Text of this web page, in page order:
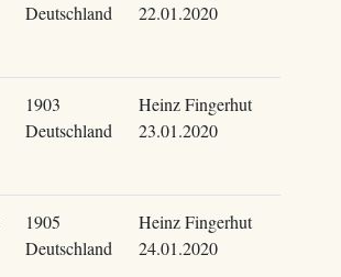
Deutschland
22.01.2020
1903
Deutschland
Heinz Fingerhut
23.01.2020
1905
Deutschland
Heinz Fingerhut
24.01.2020